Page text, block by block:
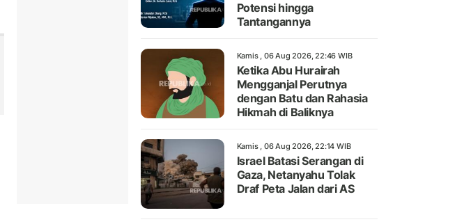
Potensi hingga
Tantangannya
Kamis , 06 Aug 2026, 22:46 WIB
Ketika Abu Hurairah
Mengganjal Perutnya
dengan Batu dan Rahasia
Hikmah di Baliknya
Kamis , 06 Aug 2026, 22:14 WIB
Israel Batasi Serangan di
Gaza, Netanyahu Tolak
Draf Peta Jalan dari AS